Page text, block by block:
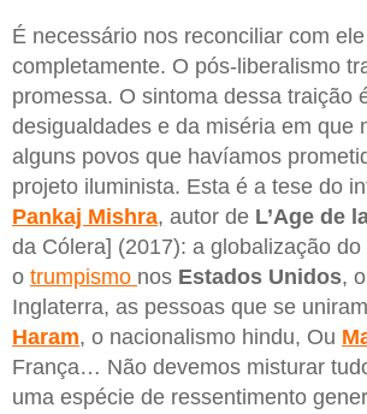
É necessário nos reconciliar com
completamente. O pós-liberalismo
promessa. O sintoma dessa traição
desigualdades e da miséria em que
alguns povos que havíamos
projeto iluminista. Esta é a tese do
Pankaj Mishra, autor de L’Age de
da Cólera] (2017): a globalização
o trumpismo nos Estados Unidos, o
Inglaterra, as pessoas que se
Haram, o nacionalismo hindu, Ou
França… Não devemos misturar
uma espécie de ressentimento